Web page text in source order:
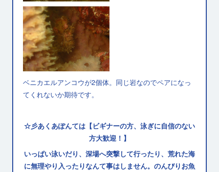
ベニカエルアンコウが2個体。同じ岩なのでペアになっ
てくれないか期待です。
☆彡あくあぽんては【ビギナーの方、泳ぎに自信のない
方大歓迎！】
いっぱい泳いだり、深場へ突撃して行ったり、荒れた海
に無理やり入ったりなんて事はしません。のんびりお魚